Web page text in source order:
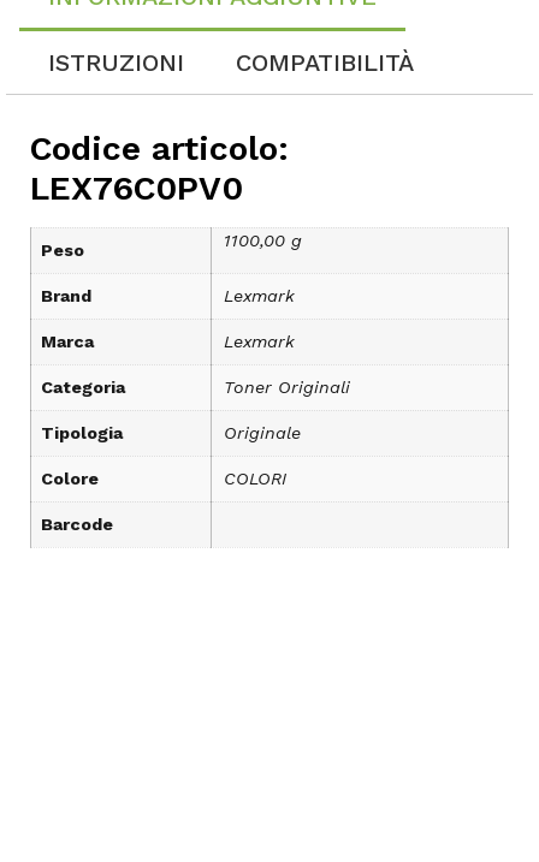
ISTRUZIONI COMPATIBILITÀ
Codice articolo:
LEX76C0PV0
Peso 1100,00 g
Brand Lexmark
Marca Lexmark
Categoria Toner Originali
Tipologia Originale
Colore COLORI
Barcode